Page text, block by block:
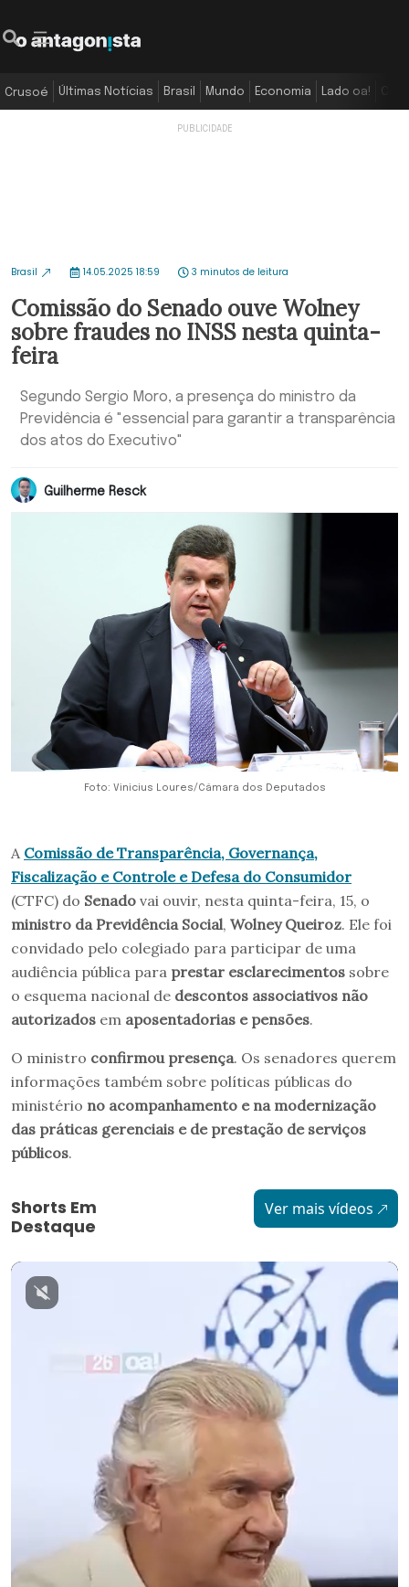
Crusoé Últimas Notícias Brasil Mundo Economia Lado oa!
Brasil 14.05.2025 18:59 3 minutos de leitura
Comissão do Senado ouve Wolney
sobre fraudes no INSS nesta quinta-
feira
Segundo Sergio Moro, a presença do ministro da
Previdência é "essencial para garantir a transparência
dos atos do Executivo"
Guilherme Resck
Foto: Vinicius Loures/Câmara dos Deputados
A Comissão de Transparência, Governança,
Fiscalização e Controle e Defesa do Consumidor
(CTFC) do Senado vai ouvir, nesta quinta-feira, 15, o
ministro da Previdência Social, Wolney Queiroz. Ele foi
convidado pelo colegiado para participar de uma
audiência pública para prestar esclarecimentos sobre
o esquema nacional de descontos associativos não
autorizados em aposentadorias e pensões.
O ministro confirmou presença. Os senadores querem
informações também sobre políticas públicas do
ministério no acompanhamento e na modernização
das práticas gerenciais e de prestação de serviços
públicos.
Shorts Em
Destaque
Ver mais vídeos